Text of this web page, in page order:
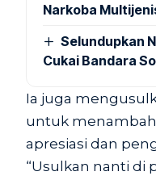
Narkoba
Selundupkan
Cukai Bandara
Ia juga
untuk
apresiasi dan
“Usulkan nanti di